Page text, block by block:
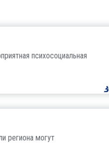
психосоциальная
региона могут